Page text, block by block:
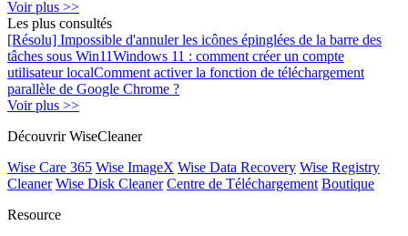
Voir plus >>
Les plus consultés
[Résolu] Impossible d'annuler les icônes épinglées de la barre des
tâches sous Win11Windows 11 : comment créer un compte
utilisateur localComment activer la fonction de téléchargement
parallèle de Google Chrome ?
Voir plus >>
Découvrir WiseCleaner
Wise Care 365 Wise ImageX Wise Data Recovery Wise Registry
Cleaner Wise Disk Cleaner Centre de Téléchargement Boutique
Resource